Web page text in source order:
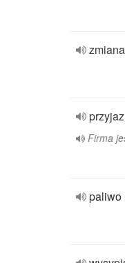
Firma
paliwo